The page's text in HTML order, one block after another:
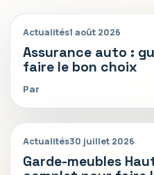
Actualités1 août 2026
Assurance auto :
faire le bon choix
Par
Actualités30 juillet 2026
Garde-meubles